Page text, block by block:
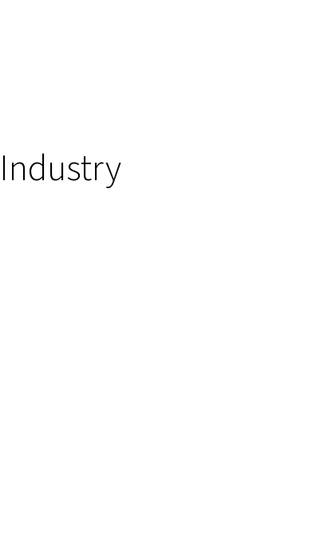
Industry